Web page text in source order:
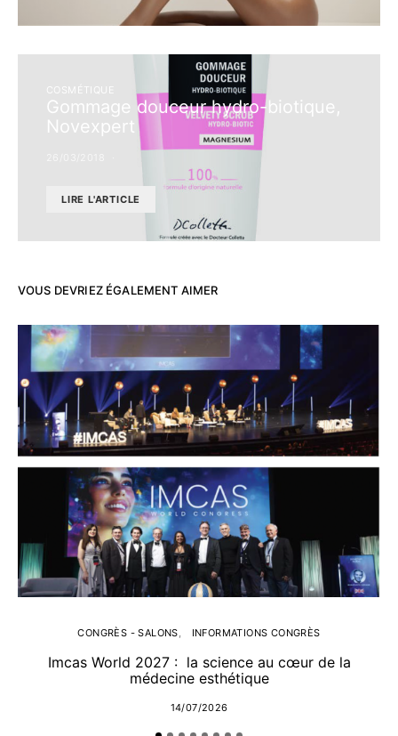
COSMÉTIQUE
Gommage douceur hydro-biotique,
Novexpert
LIRE L'ARTICLE
VOUS DEVRIEZ ÉGALEMENT AIMER
CONGRÈS - SALONS INFORMATIONS CONGRÈS
Imcas World 2027 : la science au cœur de la
médecine esthétique
14/07/2026